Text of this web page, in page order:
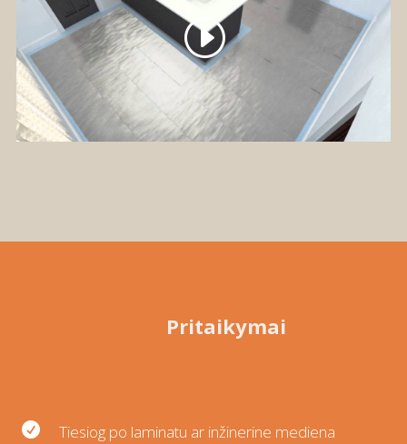
Pritaikymai
 Tiesiog po laminatu ar inžinerine mediena